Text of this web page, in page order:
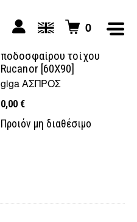
0
ποδοσφαίρου τοίχου
Rucanor [60Χ90]
giga ΑΣΠΡΟΣ
0,00 €
Προιόν μη διαθέσιμο